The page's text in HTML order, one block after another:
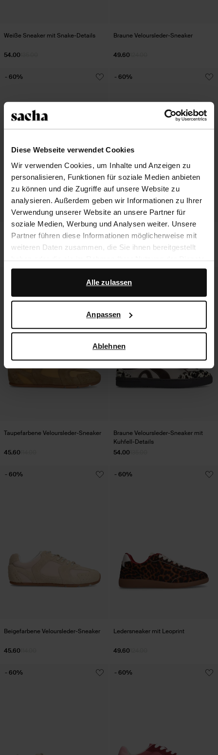
Diese Webseite verwendet Cookies
Wir verwenden Cookies, um Inhalte und Anzeigen zu
personalisieren, Funktionen für soziale Medien anbieten
zu können und die Zugriffe auf unsere Website zu
analysieren. Außerdem geben wir Informationen zu Ihrer
Verwendung unserer Website an unsere Partner für
soziale Medien, Werbung und Analysen weiter. Unsere
Partner führen diese Informationen möglicherweise mit
weiteren Daten zusammen, die Sie ihnen bereitgestellt
haben oder die sie im Rahmen Ihrer Nutzung der Dienste
gesammelt haben.
Darüber hinaus arbeiten wir mit Google zu Werbe- und
darüber, wie Google Ihre personenbezogenen Daten
verwendet, finden Sie auf derSeite zur geschäftlichen
Alle zulassen
Anpassen
Ablehnen
Weiße Sneaker mit Snake-Details
54.00
Braune Veloursleder-Sneaker
49.60
Braune Sneaker mit Kuhfellmuster
- 60%
Schwarze Pony-Hair-Sneaker
- 60%
Taupefarbene Veloursleder-Sneaker
45.60
Braune Veloursleder-Sneaker mit
Kuhfell-Details
54.00
Beigefarbene Veloursleder-Sneaker
45.60
- 60%
Ledersneaker mit Leoprint
49.60
- 60%
- 60% - 60%